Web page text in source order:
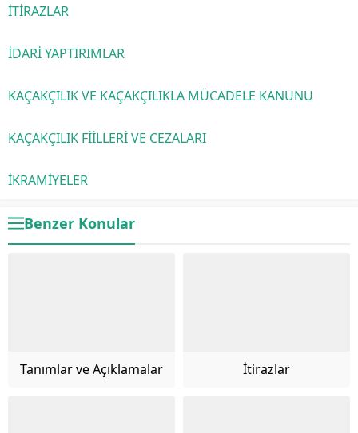
İTİRAZLAR
İDARİ YAPTIRIMLAR
KAÇAKÇILIK VE KAÇAKÇILIKLA MÜCADELE KANUNU
KAÇAKÇILIK FİİLLERİ VE CEZALARI
İKRAMİYELER
Benzer Konular
Tanımlar ve Açıklamalar İtirazlar